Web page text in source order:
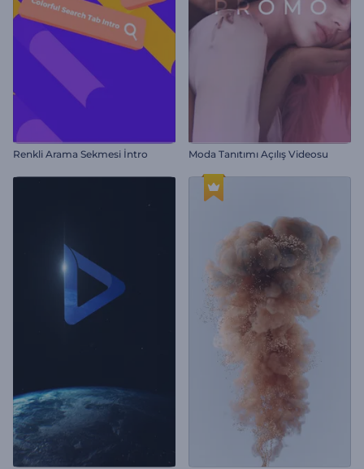
Renkli Arama Sekmesi İntro Moda Tanıtımı Açılış Videosu